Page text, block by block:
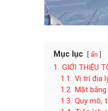
Mục lục ẩn
1. GIỚI THIỆU
1.1. Vị trí địa
1.2. Mặt
1.3. Quy mô,